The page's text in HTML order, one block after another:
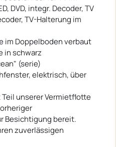
DVD, integr. Decoder, TV
TV-Halterung im
im Doppelboden verbaut
in schwarz
(serie)
elektrisch, über
unserer Vermietflotte
Besichtigung bereit.
zuverlässigen